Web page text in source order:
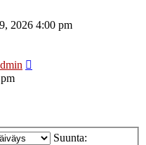
2026 4:00 pm
Suunta: